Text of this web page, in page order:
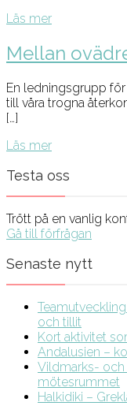
Läs mer
Mellan
En ledningsgrupp
till våra trogna
[…]
Läs mer
Testa oss
Trött på en vanlig
Gå till förfrågan
Senaste nytt
och tillit
Kort aktivitet
Andalusien –
Vildmarks- och
mötesrummet
Halkidiki –